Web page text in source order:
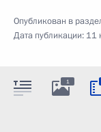
Опубликован в
Дата публикации: 11
1